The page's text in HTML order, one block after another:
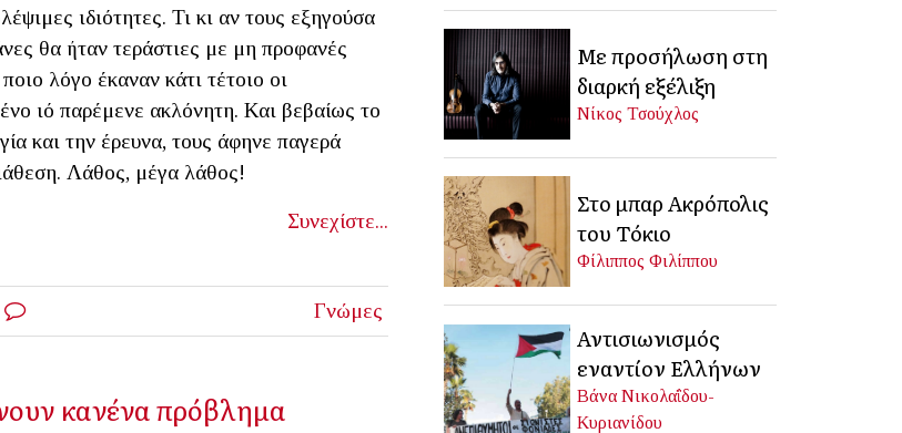
ιδιότητες. Τι κι αν τους εξηγούσα
θα ήταν τεράστιες με μη προφανές
λόγο έκαναν κάτι τέτοιο οι
ιό παρέμενε ακλόνητη. Και βεβαίως το
και την έρευνα, τους άφηνε παγερά
Λάθος, μέγα λάθος!
Συνεχίστε...
Γνώμες
κανένα πρόβλημα
Με προσήλωση στη
διαρκή εξέλιξη
Νίκος Τσούχλος
Στο μπαρ Ακρόπολις
του Τόκιο
Φίλιππος Φιλίππου
Αντισιωνισμός
εναντίον Ελλήνων
Βάνα Νικολαΐδου-
Κυριανίδου